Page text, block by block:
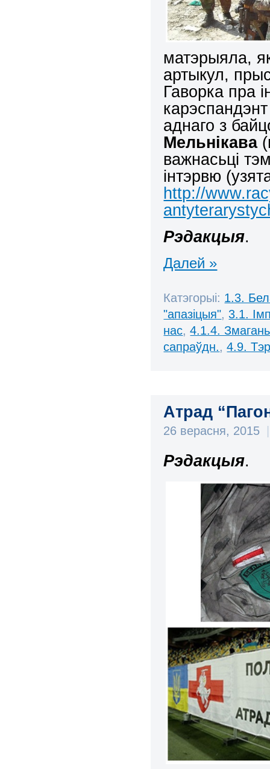
матэрыяла,
артыкул,
Гаворка пра
аднаго з
Мельнікава
важнасьці
інтэрвю
http://
Рэдакцыя.
Далей »
Катэгорыі: 1.3.
"апазіцыя", 3.1.
нас,4.1.4.
сапраўдн.,4.9.
Атрад
26 верасня, 2015
Рэдакцыя.